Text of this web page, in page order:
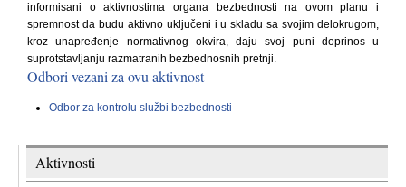
informisani o aktivnostima organa bezbednosti na ovom planu i
spremnost da budu aktivno uključeni i u skladu sa svojim delokrugom,
kroz unapređenje normativnog okvira, daju svoj puni doprinos u
suprotstavljanju razmatranih bezbednosnih pretnji.
Odbori vezani za ovu aktivnost
Odbor za kontrolu službi bezbednosti
Aktivnosti